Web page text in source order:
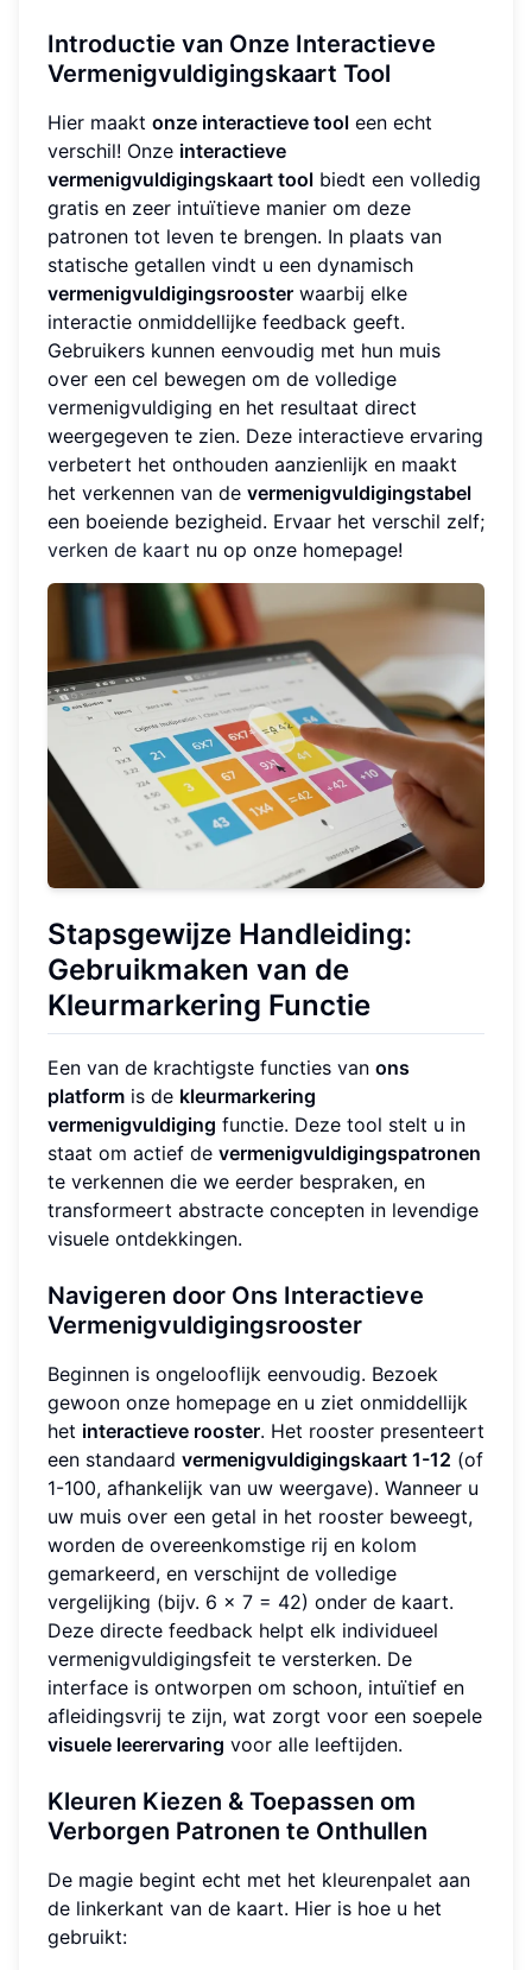
Introductie van Onze Interactieve
Vermenigvuldigingskaart Tool
Hier maakt onze interactieve tool een echt
verschil! Onze interactieve
vermenigvuldigingskaart tool biedt een volledig
gratis en zeer intuïtieve manier om deze
patronen tot leven te brengen. In plaats van
statische getallen vindt u een dynamisch
vermenigvuldigingsrooster waarbij elke
interactie onmiddellijke feedback geeft.
Gebruikers kunnen eenvoudig met hun muis
over een cel bewegen om de volledige
vermenigvuldiging en het resultaat direct
weergegeven te zien. Deze interactieve ervaring
verbetert het onthouden aanzienlijk en maakt
het verkennen van de vermenigvuldigingstabel
een boeiende bezigheid. Ervaar het verschil zelf;
verken de kaart nu op onze homepage!
Stapsgewijze Handleiding:
Gebruikmaken van de
Kleurmarkering Functie
Een van de krachtigste functies van ons
platform is de kleurmarkering
vermenigvuldiging functie. Deze tool stelt u in
staat om actief de vermenigvuldigingspatronen
te verkennen die we eerder bespraken, en
transformeert abstracte concepten in levendige
visuele ontdekkingen.
Navigeren door Ons Interactieve
Vermenigvuldigingsrooster
Beginnen is ongelooflijk eenvoudig. Bezoek
gewoon onze homepage en u ziet onmiddellijk
het interactieve rooster. Het rooster presenteert
een standaard vermenigvuldigingskaart 1-12 (of
1-100, afhankelijk van uw weergave). Wanneer u
uw muis over een getal in het rooster beweegt,
worden de overeenkomstige rij en kolom
gemarkeerd, en verschijnt de volledige
vergelijking (bijv. 6 × 7 = 42) onder de kaart.
Deze directe feedback helpt elk individueel
vermenigvuldigingsfeit te versterken. De
interface is ontworpen om schoon, intuïtief en
afleidingsvrij te zijn, wat zorgt voor een soepele
visuele leerervaring voor alle leeftijden.
Kleuren Kiezen & Toepassen om
Verborgen Patronen te Onthullen
De magie begint echt met het kleurenpalet aan
de linkerkant van de kaart. Hier is hoe u het
gebruikt: